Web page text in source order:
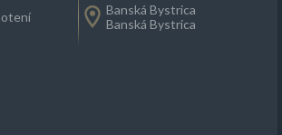
Banská Bystrica
Banská Bystrica